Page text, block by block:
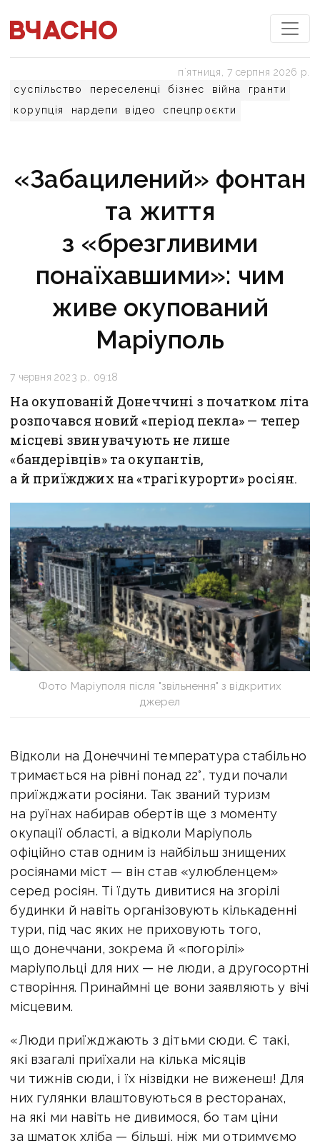
суспільство переселенці бізнес війна
гранти
корупція
нардепи відео спецпроєкти
пʼятниця, 7 серпня 2026 р.
«Забацилений» фонтан
та життя
з «брезгливими
понаїхавшими»: чим
живе окупований
Маріуполь
7 червня 2023 р., 09:18
На окупованій Донеччині з початком літа
розпочався новий «період пекла» — тепер
місцеві звинувачують не лише
«бандерівців» та окупантів,
а й приїжджих на «трагікурорти» росіян.
Фото Маріуполя після "звільнення" з відкритих
джерел
Відколи на Донеччині температура стабільно
тримається на рівні понад 22°, туди почали
приїжджати росіяни. Так званий туризм
на руїнах набирав обертів ще з моменту
окупації області, а відколи Маріуполь
офіційно став одним із найбільш знищених
росіянами міст — він став «улюбленцем»
серед росіян. Ті їдуть дивитися на згорілі
будинки й навіть організовують кількаденні
тури, під час яких не приховують того,
що донеччани, зокрема й «погорілі»
маріупольці для них — не люди, а другосортні
створіння. Принаймні це вони заявляють у вічі
місцевим.
«Люди приїжджають з дітьми сюди. Є такі,
які взагалі приїхали на кілька місяців
чи тижнів сюди, і їх нізвідки не виженеш! Для
них гулянки влаштовуються в ресторанах,
на які ми навіть не дивимося, бо там ціни
за шматок хліба — більші, ніж ми отримуємо